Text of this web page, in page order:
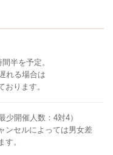
半を予定。
れる場合は
ります。
少開催人数：4対4）
ンセルによっては男女差
す。